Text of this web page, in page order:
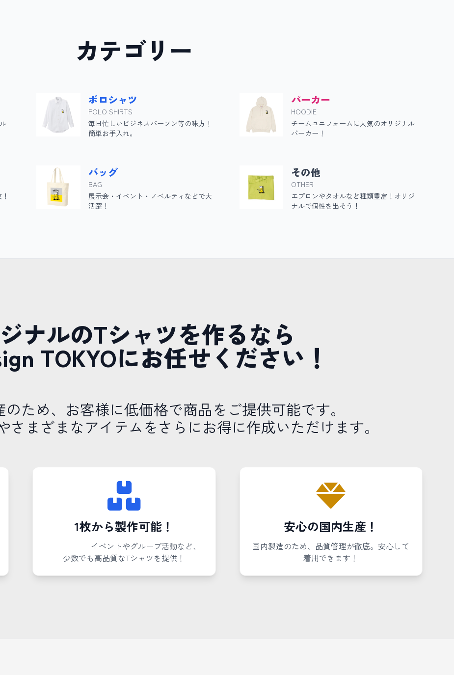
テゴリー
ポロシャツ
POLO SHIRTS
毎日忙しいビジネスパーソン等の味方！
簡単お手入れ。
パーカー
HOODIE
チームユニフォームに人気のオリジナル
パーカー！
バッグ
BAG
展示会・イベント・ノベルティなどで大
活躍！
その他
OTHER
エプロンやタオルなど種類豊富！オリジ
ナルで個性を出そう！
ナルのTシャツを作るなら
TOKYOにお任せください！
ため、お客様に低価格で商品をご提供可能です。
さまざまなアイテムをさらにお得に作成いただけます。
1枚から製作可能！
イベントやグループ活動など、
少数でも高品質なTシャツを提供！
安心の国内生産！
国内製造のため、品質管理が徹底。安心して
着用できます！